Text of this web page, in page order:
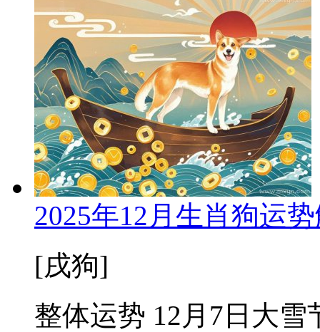
2025年12月生肖狗运
[戌狗]
整体运势 12月7日大